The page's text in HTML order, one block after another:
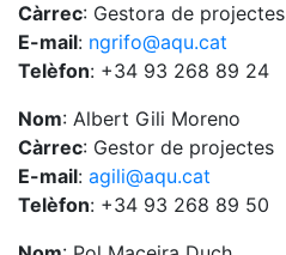
Càrrec: Gestora de projectes
E-mail: ngrifo@aqu.cat
Telèfon: +34 93 268 89 24
Nom: Albert Gili Moreno
Càrrec: Gestor de projectes
E-mail: agili@aqu.cat
Telèfon: +34 93 268 89 50